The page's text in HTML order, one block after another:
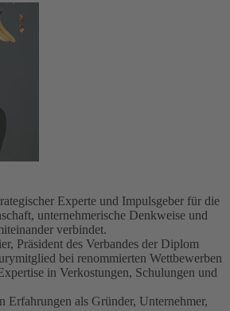
Experte und Impulsgeber für die
unternehmerische Denkweise und
verbindet.
Präsident des Verbandes der Diplom
bei renommierten Wettbewerben
in Verkostungen, Schulungen und
Erfahrungen als Gründer, Unternehmer,